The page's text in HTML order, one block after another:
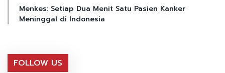
Menkes: Setiap Dua Menit Satu Pasien Kanker
Meninggal di Indonesia
FOLLOW US